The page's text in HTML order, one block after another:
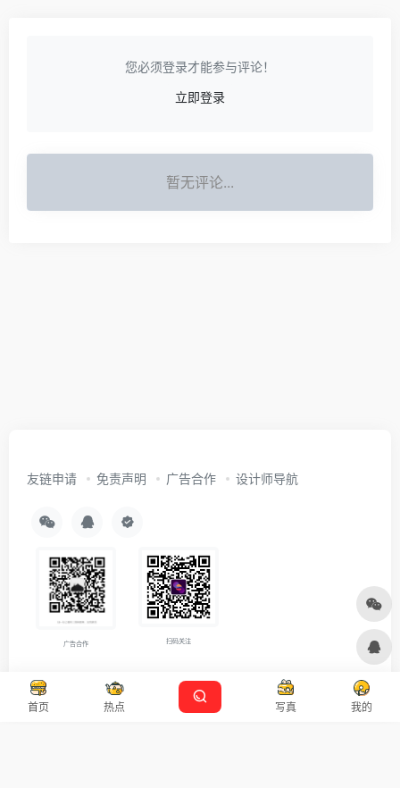
您必须登录才能参与评论！
立即登录
暂无评论...
首页 热点 写真 我的
友链申请 免责声明 广告合作 设计师导航
广告合作 扫码关注
Copyright © 2026沪ICP备2021007899号-5 Designed by 设计资源